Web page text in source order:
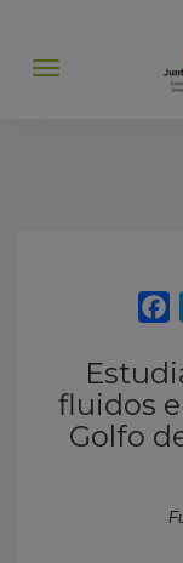
Abrir
fluidos
Golfo